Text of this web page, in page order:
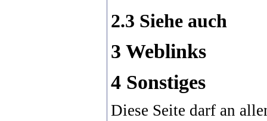
2.3 Siehe auch
3 Weblinks
4 Sonstiges
Diese Seite darf an